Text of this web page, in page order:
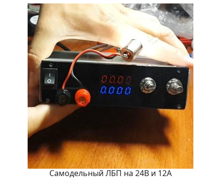
Самодельный ЛБП на 24В и 12А